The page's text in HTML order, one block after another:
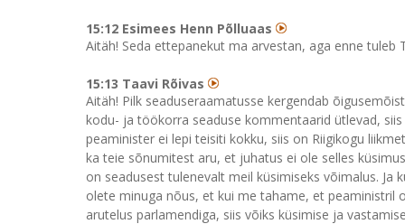
15:12 Esimees Henn Põlluaas
Aitäh! Seda ettepanekut ma arvestan, aga enne tuleb
15:13 Taavi Rõivas
Aitäh! Pilk seaduseraamatusse kergendab
kodu- ja töökorra seaduse kommentaarid ütlevad,
peaminister ei lepi teisiti kokku, siis on Riigikogu
ka teie sõnumitest aru, et juhatus ei ole selles
on seadusest tulenevalt meil küsimiseks võimalus.
olete minuga nõus, et kui me tahame, et peaministril
arutelus parlamendiga, siis võiks küsimise ja